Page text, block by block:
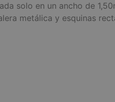
solo en un ancho de
metálica y esquinas